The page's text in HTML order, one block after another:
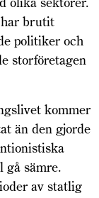
har brutit
politiker och
storföretagen
kommer
än den gjorde
gå sämre.
av statlig